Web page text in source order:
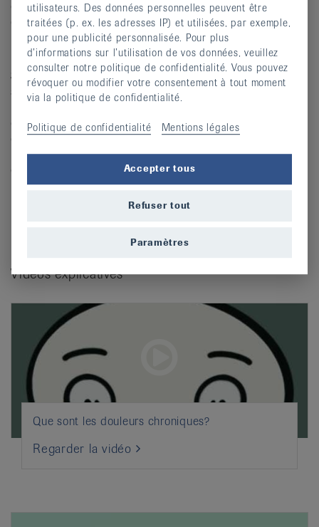
donc à renforcer de manière ciblée les muscles chargés
de soutenir et de mouvoir le dos: non seulement les
muscles dorsaux, mais aussi les muscles du périnée, les
muscles abdominaux et le diaphragme.
Si vous souhaitez renforcer votre musculature dans une
salle de sport, vous devez veiller à une géométrie
musculaire équilibrée afin de ne pas accentuer certains
déséquilibres existants. Par ailleurs, les sports
d’endurance tels que la marche rapide, la marche
nordique et la natation contribuent à renforcer le dos et à
en préserver la souplesse.
proposent un programme de travail du dos adapté.
Vidéos explicatives
Que sont les douleurs chroniques?
Regarder la vidéo
utilisateurs. Des données personnelles peuvent être
traitées (p. ex. les adresses IP) et utilisées, par exemple,
pour une publicité personnalisée. Pour plus
d’informations sur l’utilisation de vos données, veuillez
consulter notre politique de confidentialité. Vous pouvez
révoquer ou modifier votre consentement à tout moment
via la politique de confidentialité.
Politique de confidentialité Mentions légales
Accepter tous
Refuser tout
Paramètres